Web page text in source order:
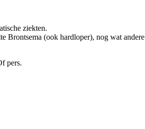
ziekten.
Brontsema (ook hardloper), nog wat
pers.